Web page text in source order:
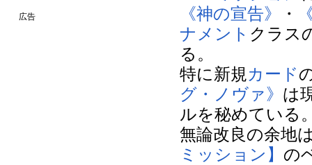
広告
《神の宣告》
・
ナメント クラス
る。
特に新規カード
グ・ノヴァ》 は
ルを秘めている
無論改良の余地
ミッション】 の